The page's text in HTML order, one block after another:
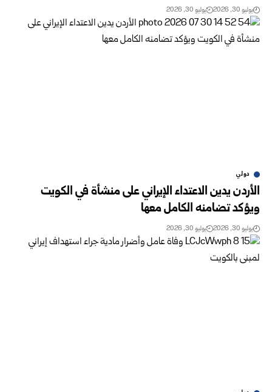
يوليو 30, 2026 يوليو 30, 2026
دولي
الأردن يدين الاعتداء الإيراني على منشأة في الكويت
ويؤكد تضامنه الكامل معها
يوليو 30, 2026 يوليو 30, 2026